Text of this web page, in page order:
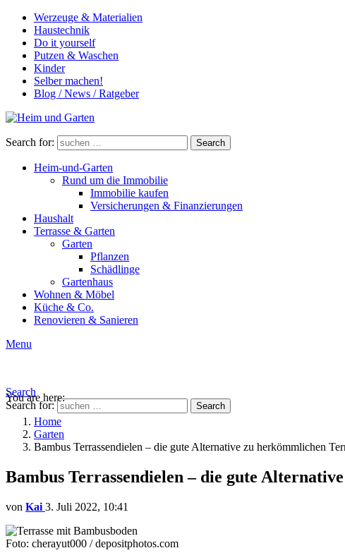
Werzeuge & Materialien
Haustechnik
Do it yourself
Putzen & Waschen
Kinder
Selber machen!
Blog / News / Ratgeber
Search for: Search
Heim-und-Garten
Rund um die Immobilie
Immobilie kaufen
Versicherungen & Finanzierungen
Haushalt
Terrasse & Garten
Garten
Pflanzen
Schädlinge
Gartenhaus
Wohnen & Möbel
Küche & Co.
Renovieren & Sanieren
Menu
Search
Search for:
Search
You are here:
Home
Garten
Bambus Terrassendielen – die gute Alternative zu herkömmlichen
Bambus Terrassendielen – die gute
von Kai 3. Juli 2022, 10:41
Foto: cherayut000 / depositphotos.com